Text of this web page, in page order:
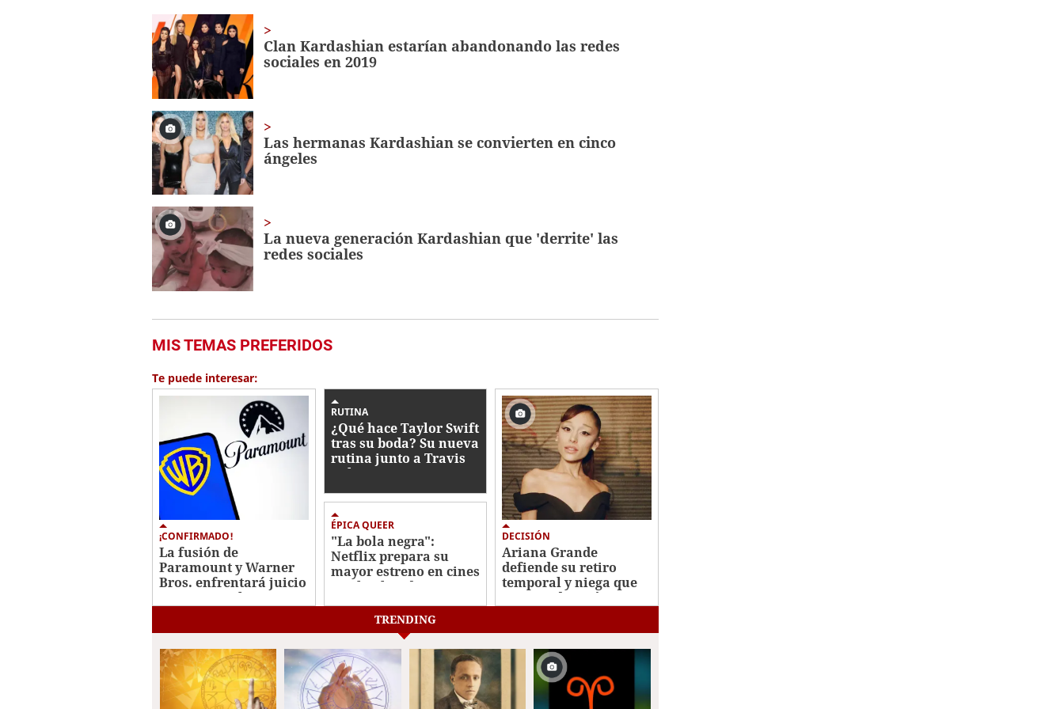
1
minute,
56
secondsVolume
0%
Clan Kardashian estarían abandonando las redes
sociales en 2019
Las hermanas Kardashian se convierten en cinco
ángeles
La nueva generación Kardashian que 'derrite' las
redes sociales
MIS TEMAS PREFERIDOS
Te puede interesar:
¡CONFIRMADO!
La fusión de
Paramount y Warner
Bros. enfrentará juicio
antimonopolio en 2027
RUTINA
¿Qué hace Taylor Swift
tras su boda? Su nueva
rutina junto a Travis
Kelce
ÉPICA QUEER
"La bola negra":
Netflix prepara su
mayor estreno en cines
con la obra de Los
Javis
DECISIÓN
Ariana Grande
defiende su retiro
temporal y niega que
sea una decisión
TRENDING